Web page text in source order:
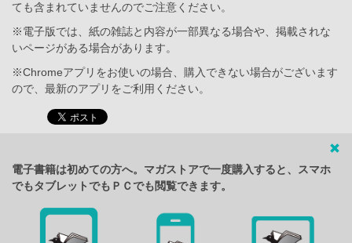
ても含まれていませんのでご注意ください。
※電子版では、紙の雑誌と内容が一部異なる場合や、掲載されな
いページがある場合があります。
※Chromeアプリをお使いの場合、購入できない場合がございます
ので、最新のアプリをご利用ください。
電子書籍は初めての方へ。マガストアで一度購入すると、スマホ
でもタブレットでもＰＣでも閲覧できます。